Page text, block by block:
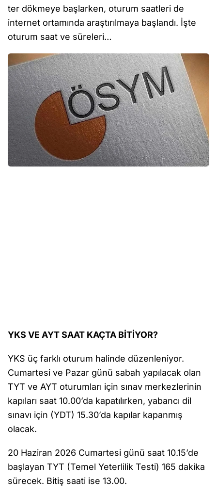
ter dökmeye başlarken, oturum saatleri de
internet ortamında araştırılmaya başlandı. İşte
oturum saat ve süreleri…
YKS VE AYT SAAT KAÇTA BİTİYOR?
YKS üç farklı oturum halinde düzenleniyor.
Cumartesi ve Pazar günü sabah yapılacak olan
TYT ve AYT oturumları için sınav merkezlerinin
kapıları saat 10.00’da kapatılırken, yabancı dil
sınavı için (YDT) 15.30’da kapılar kapanmış
olacak.
20 Haziran 2026 Cumartesi günü saat 10.15’de
başlayan TYT (Temel Yeterlilik Testi) 165 dakika
sürecek. Bitiş saati ise 13.00.